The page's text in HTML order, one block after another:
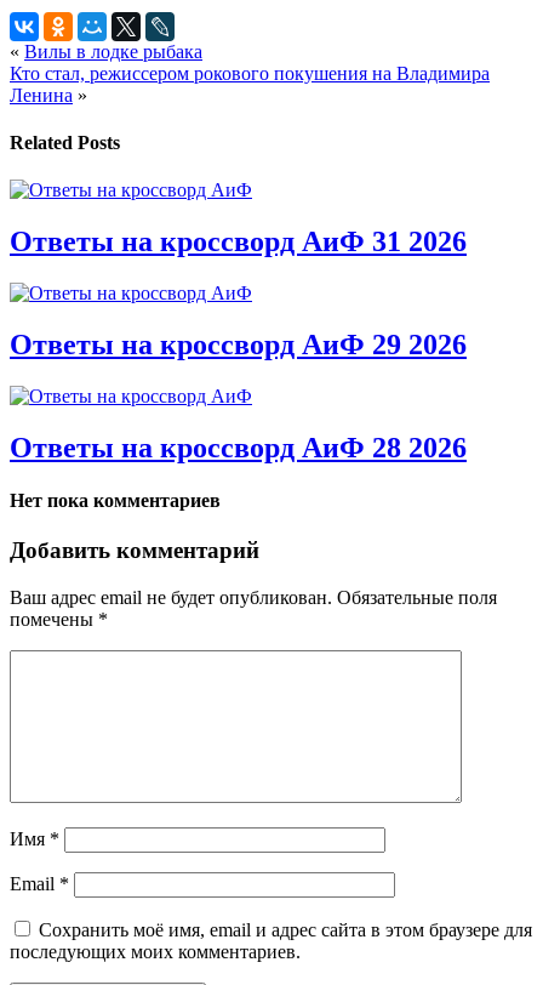
« Вилы в лодке рыбака
Кто стал, режиссером рокового покушения на Владимира
Ленина »
Related Posts
Ответы на кроссворд АиФ 31 2026
Ответы на кроссворд АиФ 29 2026
Ответы на кроссворд АиФ 28 2026
Нет пока комментариев
Добавить комментарий
Ваш адрес email не будет опубликован. Обязательные поля
помечены *
Имя *
Email *
Сохранить моё имя, email и адрес сайта в этом браузере для
последующих моих комментариев.